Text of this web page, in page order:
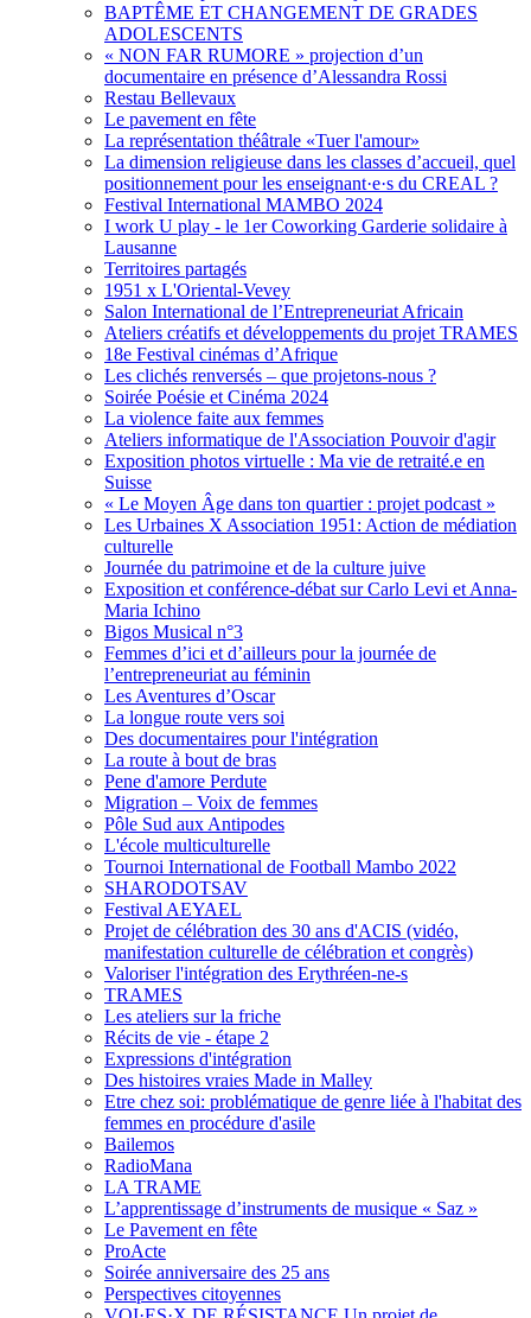
BAPTÊME ET CHANGEMENT DE GRADES
ADOLESCENTS
« NON FAR RUMORE » projection d’un
documentaire en présence d’Alessandra Rossi
Restau Bellevaux
Le pavement en fête
La représentation théâtrale «Tuer l'amour»
La dimension religieuse dans les classes d’accueil, quel
positionnement pour les enseignant·e·s du CREAL ?
Festival International MAMBO 2024
I work U play - le 1er Coworking Garderie solidaire à
Lausanne
Territoires partagés
1951 x L'Oriental-Vevey
Salon International de l’Entrepreneuriat Africain
Ateliers créatifs et développements du projet TRAMES
18e Festival cinémas d’Afrique
Les clichés renversés – que projetons-nous ?
Soirée Poésie et Cinéma 2024
La violence faite aux femmes
Ateliers informatique de l'Association Pouvoir d'agir
Exposition photos virtuelle : Ma vie de retraité.e en
Suisse
« Le Moyen Âge dans ton quartier : projet podcast »
Les Urbaines X Association 1951: Action de médiation
culturelle
Journée du patrimoine et de la culture juive
Exposition et conférence-débat sur Carlo Levi et Anna-
Maria Ichino
Bigos Musical n°3
Femmes d’ici et d’ailleurs pour la journée de
l’entrepreneuriat au féminin
Les Aventures d’Oscar
La longue route vers soi
Des documentaires pour l'intégration
La route à bout de bras
Pene d'amore Perdute
Migration – Voix de femmes
Pôle Sud aux Antipodes
L'école multiculturelle
Tournoi International de Football Mambo 2022
SHARODOTSAV
Festival AEYAEL
Projet de célébration des 30 ans d'ACIS (vidéo,
manifestation culturelle de célébration et congrès)
Valoriser l'intégration des Erythréen-ne-s
TRAMES
Les ateliers sur la friche
Récits de vie - étape 2
Expressions d'intégration
Des histoires vraies Made in Malley
Etre chez soi: problématique de genre liée à l'habitat des
femmes en procédure d'asile
Bailemos
RadioMana
LA TRAME
L’apprentissage d’instruments de musique « Saz »
Le Pavement en fête
ProActe
Soirée anniversaire des 25 ans
Perspectives citoyennes